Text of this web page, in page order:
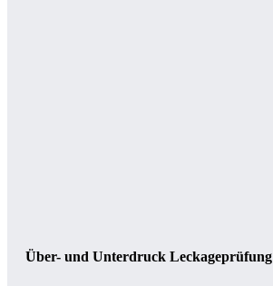
Über- und Unterdruck Leckageprüfung